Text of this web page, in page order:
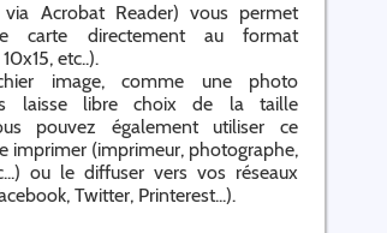
Acrobat Reader) vous permet
carte directement au format
etc..).
image, comme une photo
laisse libre choix de la taille
pouvez également utiliser ce
imprimer (imprimeur, photographe,
ou le diffuser vers vos réseaux
Twitter, Printerest...).